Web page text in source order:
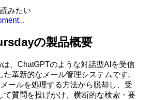
みたい
の製品概要
は、ChatGPTのような対話型AIを受信
た革新的なメール管理システムです。
ールを処理する方法から脱却し、受
て質問を投げかけ、横断的な検索・要